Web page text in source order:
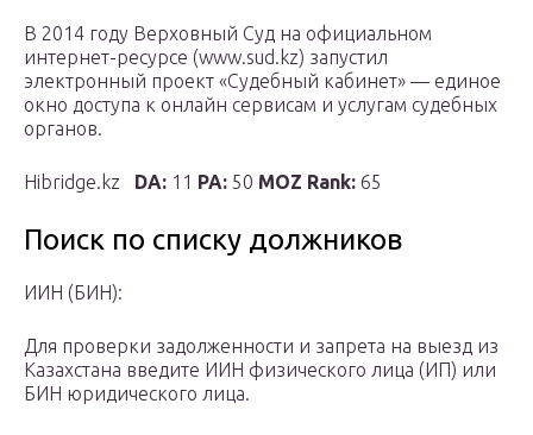
В 2014 году Верховный Суд на официальном
интернет-ресурсе (www.sud.kz) запустил
электронный проект «Судебный кабинет» — единое
окно доступа к онлайн сервисам и услугам судебных
органов.
Hibridge.kz DA: 11 PA: 50 MOZ Rank: 65
Поиск по списку должников
ИИН (БИН):
Для проверки задолженности и запрета на выезд из
Казахстана введите ИИН физического лица (ИП) или
БИН юридического лица.